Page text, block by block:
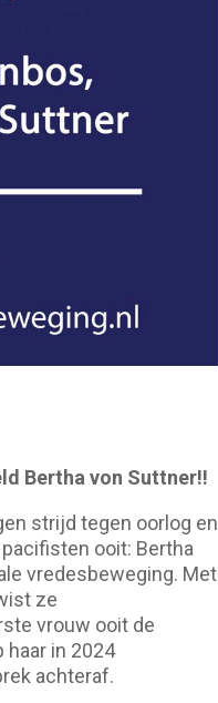
Bertha von Suttner!!
strijd tegen oorlog en
ooit: Bertha
vredesbeweging. Met
ze
vrouw ooit de
in 2024
achteraf.